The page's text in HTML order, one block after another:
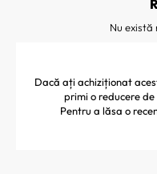
Nu există
Dacă ați achiziționat
primi o reducere
Pentru a lăsa o